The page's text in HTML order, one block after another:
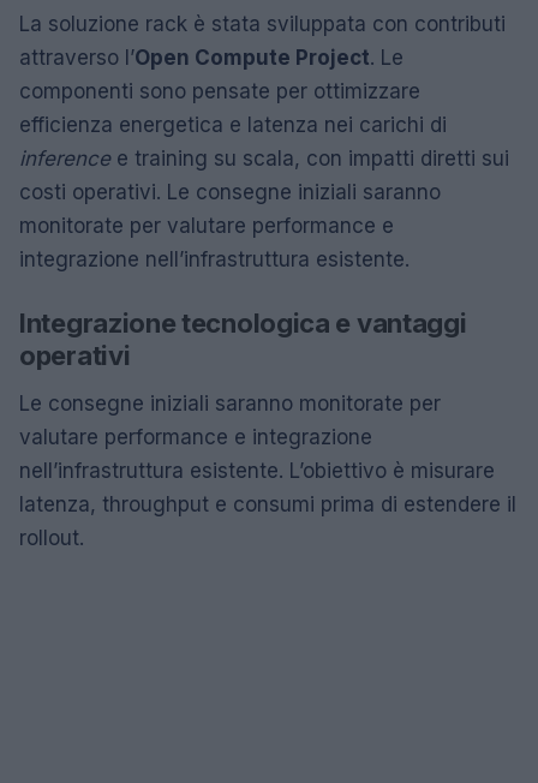
La soluzione rack è stata sviluppata con contributi
attraverso l’Open Compute Project. Le
componenti sono pensate per ottimizzare
efficienza energetica e latenza nei carichi di
inferencee training su scala, con impatti diretti sui
costi operativi. Le consegne iniziali saranno
monitorate per valutare performance e
integrazione nell’infrastruttura esistente.
Integrazione tecnologica e vantaggi
operativi
Le consegne iniziali saranno monitorate per
valutare performance e integrazione
nell’infrastruttura esistente. L’obiettivo è misurare
latenza, throughput e consumi prima di estendere il
rollout.